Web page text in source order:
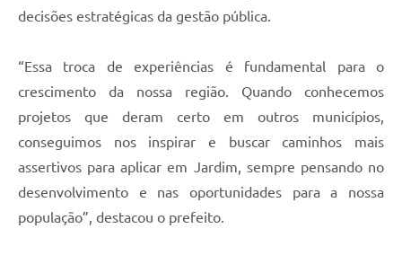
decisões estratégicas da gestão pública.
“Essa troca de experiências é fundamental para o
crescimento da nossa região. Quando conhecemos
projetos que deram certo em outros municípios,
conseguimos nos inspirar e buscar caminhos mais
assertivos para aplicar em Jardim, sempre pensando no
desenvolvimento e nas oportunidades para a nossa
população”, destacou o prefeito.